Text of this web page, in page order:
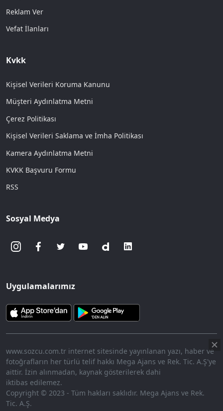
Reklam Ver
Vefat İlanları
Kvkk
Kişisel Verileri Koruma Kanunu
Müşteri Aydınlatma Metni
Çerez Politikası
Kişisel Verileri Saklama ve İmha Politikası
Kamera Aydınlatma Metni
KVKK Başvuru Formu
RSS
Sosyal Medya
Uygulamalarımız
www.sozcu.com.tr internet sitesinde yayınlanan yazı, haber ve
fotoğrafların her türlü telif hakkı Mega Ajans ve Rek. Tic. A.Ş'ye
aittir. İzin alınmadan, kaynak gösterilerek dahi
iktibas edilemez.
Copyright © 2023 - Tüm hakları saklıdır. Mega Ajans ve Rek.
Tic. A.Ş.